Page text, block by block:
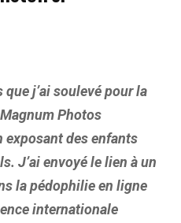
j’ai soulevé pour la
Photos
des enfants
J’ai envoyé le lien à un
la pédophilie en ligne
internationale